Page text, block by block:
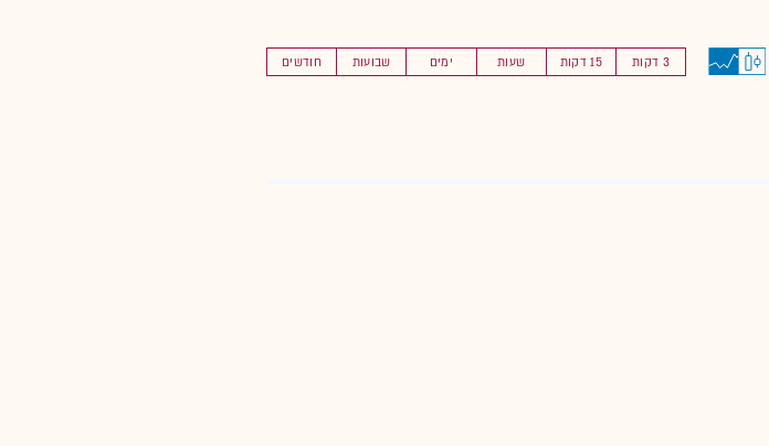
חודשים שבועות ימים שעות 15 דקות 3 דקות